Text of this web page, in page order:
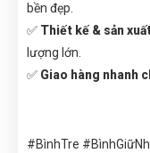
bền đẹp.
✅ Thiết kế & sản
lượng lớn.
✅ Giao hàng nhanh
#BìnhTre